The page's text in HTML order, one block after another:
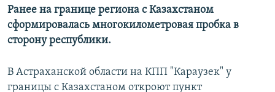
Все сайты РСЕ/РС
Ранее на границе региона с Казахстаном
сформировалась многокилометровая пробка в
сторону республики.
В Астраханской области на КПП "Караузек" у
границы с Казахстаном откроют пункт